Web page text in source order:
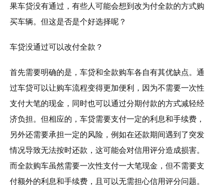
果车贷没有通过，有些人可能会想到改为付全款的方式购
买车辆。但这是否是个好选择呢？
车贷没通过可以改付全款？
首先需要明确的是，车贷和全款购车各自有其优缺点。通
过车贷可以让购车流程变得更加便利，因为不需要一次性
支付大笔的现金，同时也可以通过分期付款的方式减轻经
济负担。但相应的，车贷需要支付一定的利息和手续费，
另外还需要承担一定的风险，例如在还款期间遇到了突发
情况导致无法按时还款，这可能会对信用评分造成损害。
而全款购车虽然需要一次性支付一大笔现金，但不需要支
付额外的利息和手续费，且可以无需担心信用评分问题。